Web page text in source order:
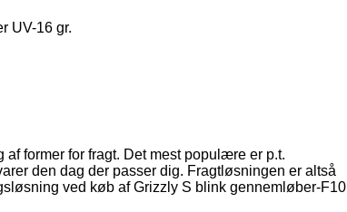
UV-16 gr.
former for fragt. Det mest populære er p.t.
den dag der passer dig. Fragtløsningen er altså
ved køb af Grizzly S blink gennemløber-F10